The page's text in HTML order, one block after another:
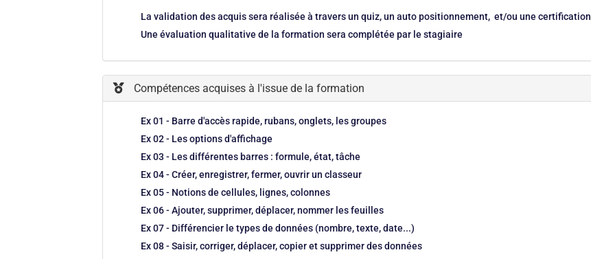
La validation des acquis sera réalisée à travers un quiz, un auto positionnement, et/ou une certification
Une évaluation qualitative de la formation sera complétée par le stagiaire
Compétences acquises à l'issue de la formation
Ex 01 - Barre d'accès rapide, rubans, onglets, les groupes
Ex 02 - Les options d'affichage
Ex 03 - Les différentes barres : formule, état, tâche
Ex 04 - Créer, enregistrer, fermer, ouvrir un classeur
Ex 05 - Notions de cellules, lignes, colonnes
Ex 06 - Ajouter, supprimer, déplacer, nommer les feuilles
Ex 07 - Différencier le types de données (nombre, texte, date...)
Ex 08 - Saisir, corriger, déplacer, copier et supprimer des données